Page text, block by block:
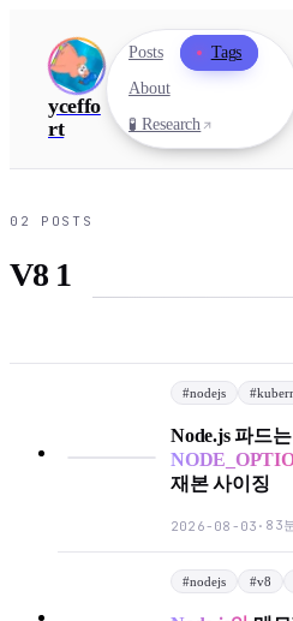
yceffo
rt
Posts
Tags
About
🧪 Research
02 POSTS
V8 1
#nodejs #
Node.js 파드
재본 사이징
2026-08-03 · 83
#nodejs #v8